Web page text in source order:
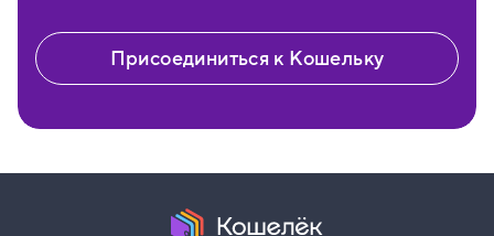
Присоединиться к Кошельку